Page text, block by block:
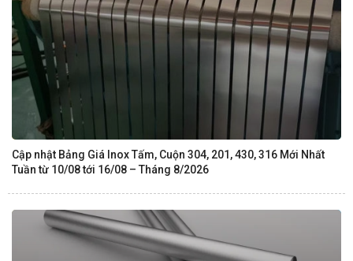
Cập nhật Bảng Giá Inox Tấm, Cuộn 304, 201, 430, 316 Mới Nhất
Tuần từ 10/08 tới 16/08 – Tháng 8/2026